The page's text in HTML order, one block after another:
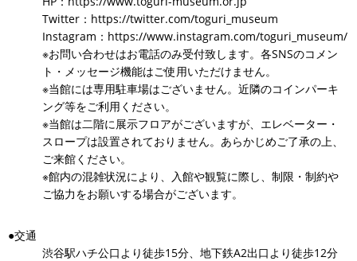
Twitter： https://twitter.com/toguri_museum
Instagram： https://www.instagram.com/toguri_museum/
※お問い合わせはお電話のみ受付致します。各SNSのコメン
ト・メッセージ機能はご使用いただけません。
※当館には専用駐車場はございません。近隣のコインパーキ
ング等をご利用ください。
※当館は二階に展示フロアがございますが、エレベーター・
スロープは設置されておりません。あらかじめご了承の上、
ご来館ください。
※館内の混雑状況により、入館や観覧に際し、制限・制約や
ご協力をお願いする場合がございます。
●交通
渋谷駅ハチ公口より徒歩15分、地下鉄A2出口より徒歩12分